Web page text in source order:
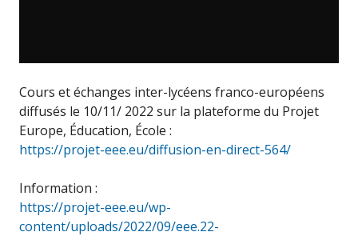
Cours et échanges inter-lycéens franco-européens
diffusés le 10/11/ 2022 sur la plateforme du Projet
Europe, Éducation, École :
https://projet-eee.eu/diffusion-en-direct-564/
Information :
https://projet-eee.eu/wp-
content/uploads/2022/09/eee.22-